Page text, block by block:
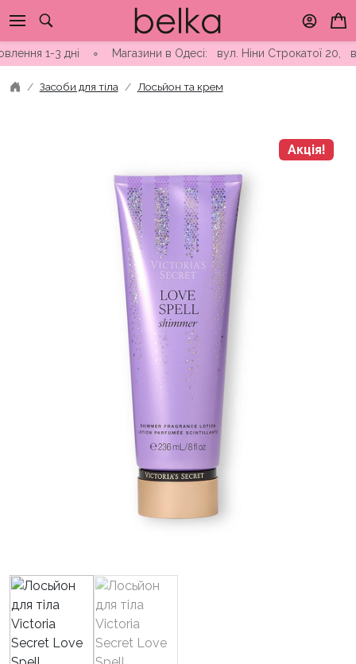
to
content1-3 дні ∘ Магазини в Одесі: вул. Ніни Строкатої 20, вул.
Засоби для тіла Лосьйон та крем
Акція!